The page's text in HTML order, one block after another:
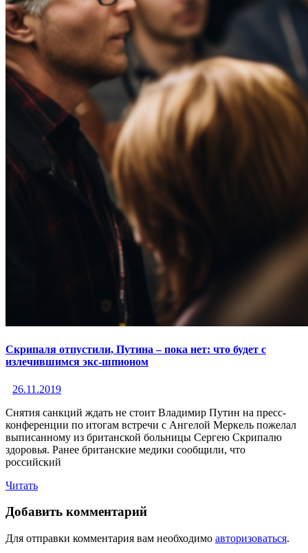
Скрипаля отпустили, Путина – пока нет: что будет с
излечившимся экс-шпионом
26.11.2019
Снятия санкций ждать не стоит Владимир Путин на пресс-
конференции по итогам встречи с Ангелой Меркель пожелал
выписанному из британской больницы Сергею Скрипалю
здоровья. Ранее британские медики сообщили, что
российский
Читать
Добавить комментарий
Для отправки комментария вам необходимо авторизоваться.